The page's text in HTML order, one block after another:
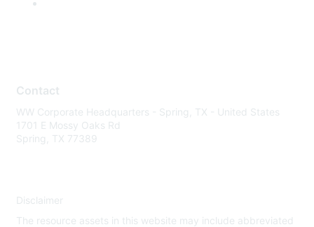
Contact
WW Corporate Headquarters - Spring, TX - United States
1701 E Mossy Oaks Rd
Spring, TX 77389
Disclaimer
The resource assets in this website may include abbreviated